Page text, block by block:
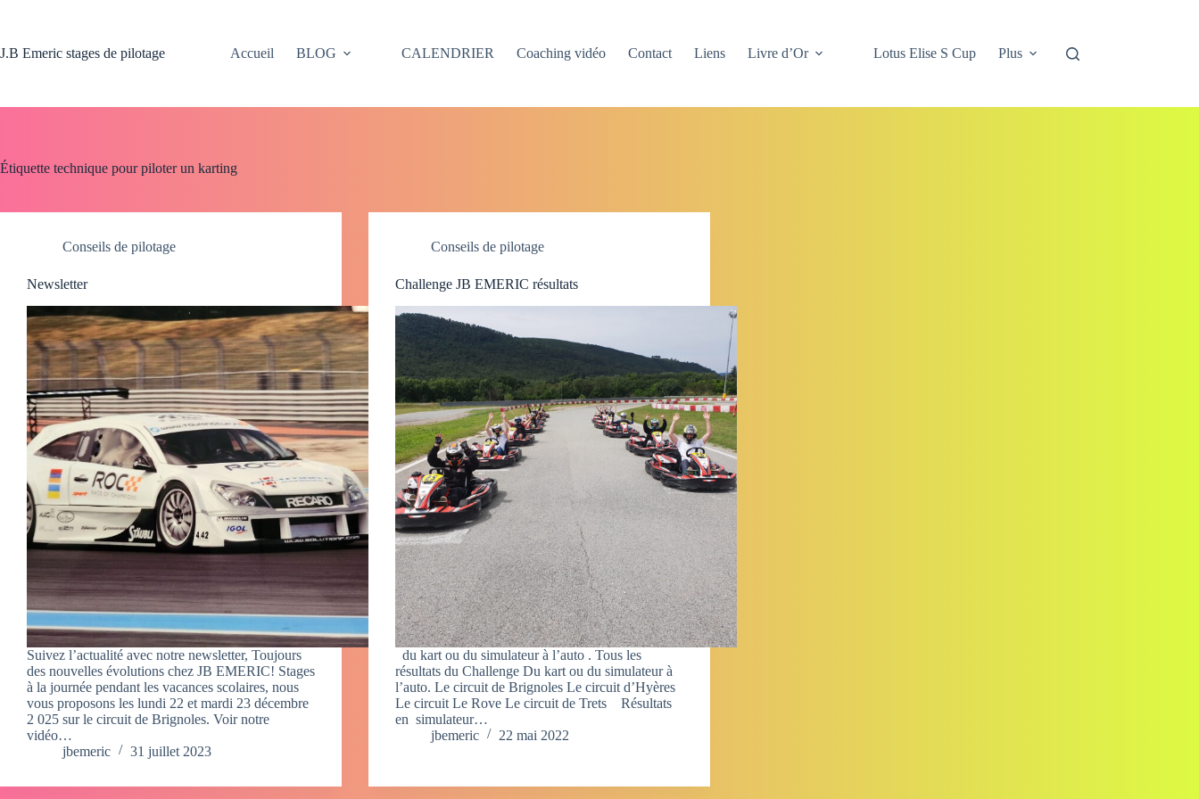
J.B Emeric stages de pilotage
Accueil BLOG CALENDRIER Coaching vidéo Contact Liens Livre d’Or Lotus Elise S Cup Plus
Étiquette technique pour piloter un karting
Conseils de pilotage
Newsletter
Suivez l’actualité avec notre newsletter, Toujours
des nouvelles évolutions chez JB EMERIC! Stages
à la journée pendant les vacances scolaires, nous
vous proposons les lundi 22 et mardi 23 décembre
2 025 sur le circuit de Brignoles. Voir notre
vidéo…
jbemeric
31 juillet 2023
Conseils de pilotage
Challenge JB EMERIC résultats
du kart ou du simulateur à l’auto . Tous les
résultats du Challenge Du kart ou du simulateur à
l’auto. Le circuit de Brignoles Le circuit d’Hyères
Le circuit Le Rove Le circuit de Trets Résultats
en simulateur…
jbemeric
22 mai 2022